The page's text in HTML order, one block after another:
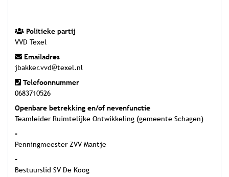
Politieke partij
VVD Texel
Emailadres
jbakker.vvd@texel.nl
Telefoonnummer
0683710526
Openbare betrekking en/of nevenfunctie
Teamleider Ruimtelijke Ontwikkeling (gemeente Schagen)
-
Penningmeester ZVV Mantje
-
Bestuurslid SV De Koog